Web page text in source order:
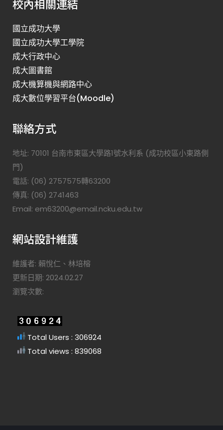
校內相關連結
國立成功大學
國立成功大學工學院
成大行政中心
成大圖書館
成大機算機與網路中心
成大數位學習平台(Moodle)
聯絡方式
地址: 70101 台南市東區大學路1號水利系 (成功校區小東路側
門)
電話: (06) 2757575轉63200
傳真: (06) 2741463
Email: em63200@email.ncku.edu.tw
網站設計維護
維護者: 賴悅仁、林培榕
更新日期: 2024.02.27
瀏覽次數:
Total Users : 306924
Total views : 839068